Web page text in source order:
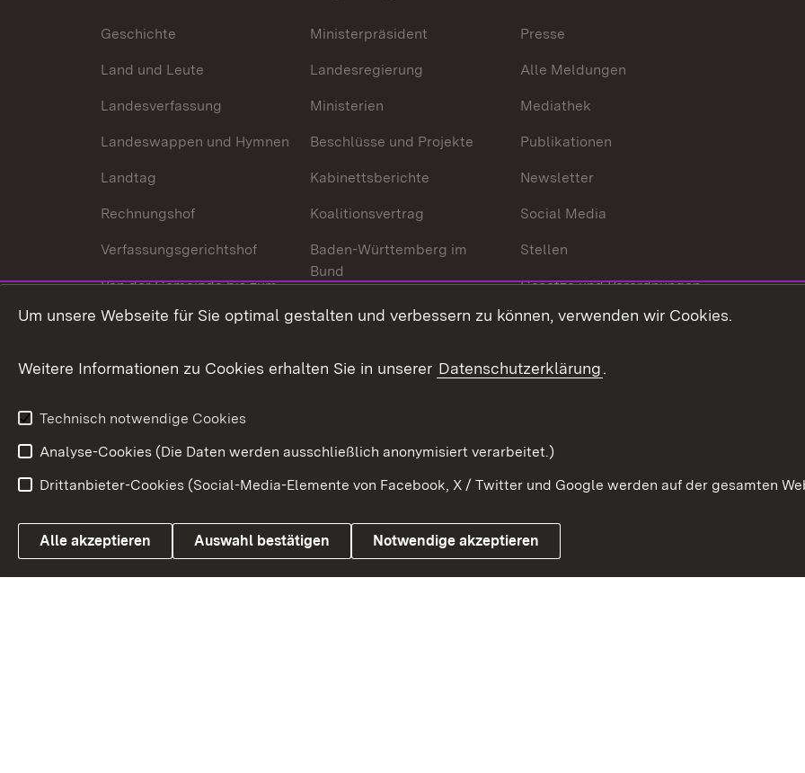
Geschichte
Land und Leute
Landesverfassung
Landeswappen und Hymnen
Landtag
Rechnungshof
Verfassungsgerichtshof
Von der Gemeinde bis zum
Ministerium
Wirtschaftsstandort
Urlaubs- und Kulturland
Ministerpräsident
Landesregierung
Ministerien
Beschlüsse und Projekte
Kabinettsberichte
Koalitionsvertrag
Baden-Württemberg im
Bund
In Europa und der Welt
Presse
Alle Meldungen
Mediathek
Publikationen
Newsletter
Social Media
Stellen
Gesetze und Verordnungen
Gesetzblatt
Link zum Landesportal
Impressum
Um unsere Webseite für Sie optimal gestalten und verbessern zu können, verwenden wir Cookies.
Weitere Informationen zu Cookies erhalten Sie in unserer Datenschutzerklärung.
Technisch notwendige Cookies
Analyse-Cookies (Die Daten werden ausschließlich anonymisiert verarbeitet.)
Drittanbieter-Cookies (Social-Media-Elemente von Facebook, X / Twitter und Google werden auf der gesamten
Alle akzeptieren Auswahl bestätigen Notwendige akzeptieren